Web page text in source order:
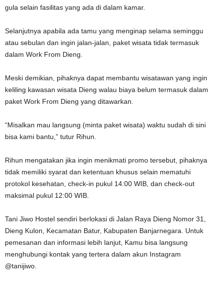
gula selain fasilitas yang ada di dalam kamar.
Selanjutnya apabila ada tamu yang menginap selama seminggu
atau sebulan dan ingin jalan-jalan, paket wisata tidak termasuk
dalam Work From Dieng.
Meski demikian, pihaknya dapat membantu wisatawan yang ingin
keliling kawasan wisata Dieng walau biaya belum termasuk dalam
paket Work From Dieng yang ditawarkan.
“Misalkan mau langsung (minta paket wisata) waktu sudah di sini
bisa kami bantu,” tutur Rihun.
Rihun mengatakan jika ingin menikmati promo tersebut, pihaknya
tidak memiliki syarat dan ketentuan khusus selain mematuhi
protokol kesehatan, check-in pukul 14:00 WIB, dan check-out
maksimal pukul 12:00 WIB.
Tani Jiwo Hostel sendiri berlokasi di Jalan Raya Dieng Nomor 31,
Dieng Kulon, Kecamatan Batur, Kabupaten Banjarnegara. Untuk
pemesanan dan informasi lebih lanjut, Kamu bisa langsung
menghubungi kontak yang tertera dalam akun Instagram
@tanijiwo.